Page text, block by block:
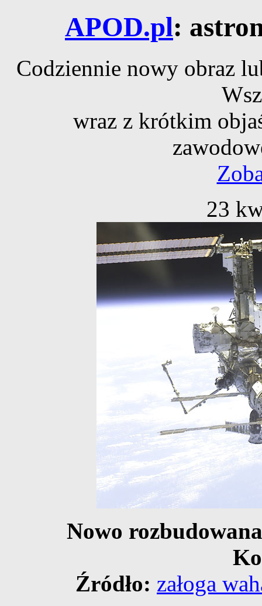
APOD.pl:
Codziennie nowy obraz
wraz z krótkim
23
Nowo
Źródło: załoga